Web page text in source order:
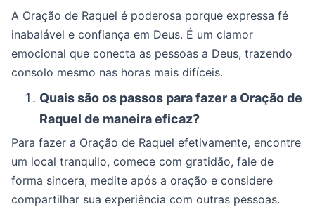
A Oração de Raquel é poderosa porque expressa fé
inabalável e confiança em Deus. É um clamor
emocional que conecta as pessoas a Deus, trazendo
consolo mesmo nas horas mais difíceis.
Quais são os passos para fazer a Oração de
Raquel de maneira eficaz?
Para fazer a Oração de Raquel efetivamente, encontre
um local tranquilo, comece com gratidão, fale de
forma sincera, medite após a oração e considere
compartilhar sua experiência com outras pessoas.